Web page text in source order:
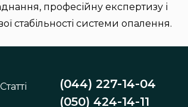
професійну експертизу і
стабільності системи опалення.
Статті
(044) 227-14-04
(050) 424-14-11